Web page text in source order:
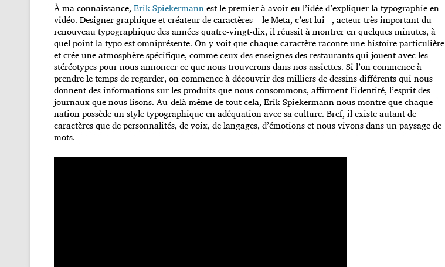
À ma connaissance, Erik Spiekermannest le premier à avoir eu l’idée d’expliquer la typographie en
vidéo. Designer graphique et créateur de caractères – le Meta, c’est lui –, acteur très important du
renouveau typographique des années quatre-vingt-dix, il réussit à montrer en quelques minutes, à
quel point la typo est omniprésente. On y voit que chaque caractère raconte une histoire particulière
et crée une atmosphère spécifique, comme ceux des enseignes des restaurants qui jouent avec les
stéréotypes pour nous annoncer ce que nous trouverons dans nos assiettes. Si l’on commence à
prendre le temps de regarder, on commence à découvrir des milliers de dessins différents qui nous
donnent des informations sur les produits que nous consommons, affirment l’identité, l’esprit des
journaux que nous lisons. Au-delà même de tout cela, Erik Spiekermann nous montre que chaque
nation possède un style typographique en adéquation avec sa culture. Bref, il existe autant de
caractères que de personnalités, de voix, de langages, d’émotions et nous vivons dans un paysage de
mots.